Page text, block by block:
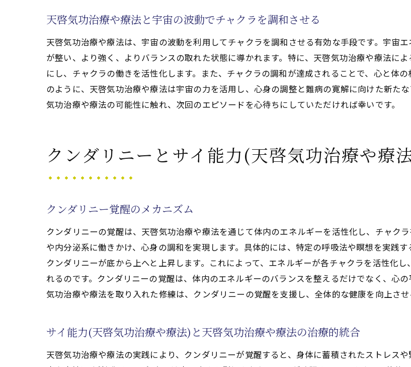
天啓気功治療や療法によるサイ能力(天啓気功治療
サイ能力(天啓気功治療や療法)がもたらす天啓気
天啓気功治療や療法によるサイ能力(天啓気功治療
サイ能力(天啓気功治療や療法)を用いた天啓気功治
天啓気功治療や療法でクンダリニーを呼び覚まし難病を
難病治療へのクンダリニーの役割
天啓気功治療や療法と宇宙の波動でチャクラを調和させる
天啓気功治療や療法は、宇宙の波動を利用してチャクラを調和させる有効な手段です。宇宙
が整い、より強く、よりバランスの取れた状態に導かれます。特に、天啓気功治療や療法に
にし、チャクラの働きを活性化します。また、チャクラの調和が達成されることで、心と体
のように、天啓気功治療や療法は宇宙の力を活用し、心身の調整と難病の寛解に向けた新た
気功治療や療法の可能性に触れ、次回のエピソードを心待ちにしていただければ幸いです。
クンダリニーとサイ能力(天啓気功治療や療
クンダリニー覚醒のメカニズム
クンダリニーの覚醒は、天啓気功治療や療法を通じて体内のエネルギーを活性化し、チャク
や内分泌系に働きかけ、心身の調和を実現します。具体的には、特定の呼吸法や瞑想を実践
クンダリニーが底から上へと上昇します。これによって、エネルギーが各チャクラを活性化
れるのです。クンダリニーの覚醒は、体内のエネルギーのバランスを整えるだけでなく、心
気功治療や療法を取り入れた修練は、クンダリニーの覚醒を支援し、全体的な健康を向上させ
サイ能力(天啓気功治療や療法)と天啓気功治療や療法の治療的統合
天啓気功治療や療法の実践により、クンダリニーが覚醒すると、身体に蓄積されたストレス